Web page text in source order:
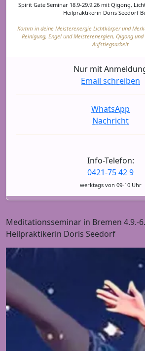
Spirit Gate Seminar 18.9-29.9.26 mit Qigong,
Heilpraktikerin Doris Seedorf
Komm in deine Meisterenergie Lichtkörper und
Reinigung, Engel und Meisterenergien, Qigong
Aufstiegsarbeit
Nur mit
Email schreiben
WhatsApp
Nachricht
Info-Telefon:
0421-75 42 9
werktags von 09-10 Uhr
Meditationsseminar in Bremen 4.9.-
Heilpraktikerin Doris Seedorf